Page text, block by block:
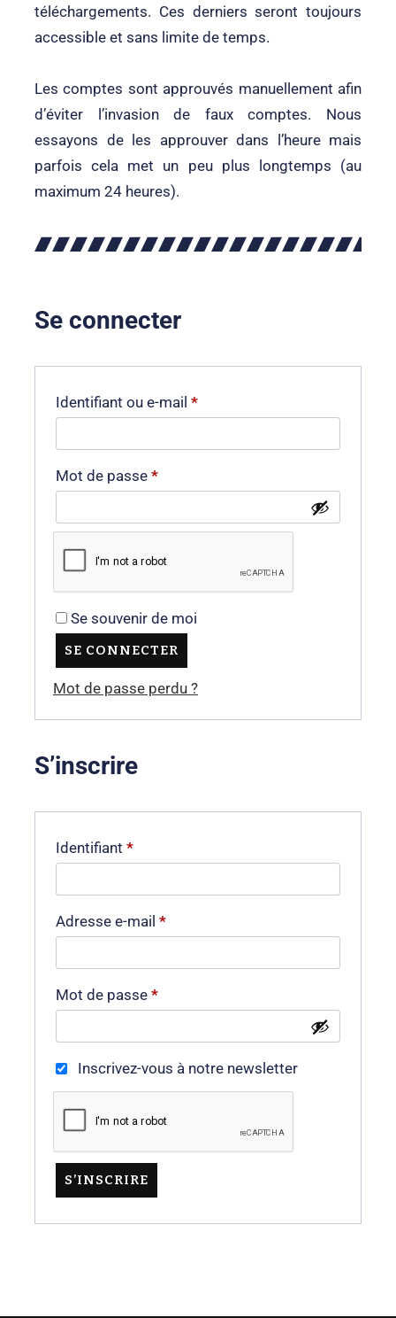
téléchargements. Ces derniers seront toujours
accessible et sans limite de temps.
Les comptes sont approuvés manuellement afin
d’éviter l’invasion de faux comptes. Nous
essayons de les approuver dans l’heure mais
parfois cela met un peu plus longtemps (au
maximum 24 heures).
Se connecter
Identifiant ou e-mail *
Mot de passe *
Se souvenir de moi
SE CONNECTER
Mot de passe perdu ?
S’inscrire
Identifiant *
Adresse e-mail *
Mot de passe *
Inscrivez-vous à notre newsletter
S’INSCRIRE